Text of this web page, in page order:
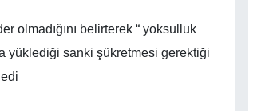
olmadığını belirterek “ yoksulluk
yüklediği sanki şükretmesi gerektiği